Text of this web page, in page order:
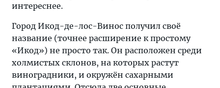
интереснее.
Город Икод-де-лос-Винос получил своё
название (точнее расширение к простому
«Икод») не просто так. Он расположен среди
холмистых склонов, на которых растут
виноградники, и окружён сахарными